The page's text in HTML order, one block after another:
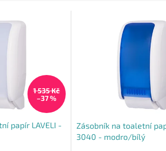
1 535 Kč
–37 %
papír LAVELI -
Zásobník na toaletní
3040 - modro/bílý